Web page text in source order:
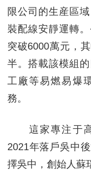
限公司的生産區
裝配線安靜運轉
突破6000萬元，
半。搭載該模組
工廠等易燃易爆
務。
這家專注于高
2021年落戶吳中
擇吳中，創始人蘇